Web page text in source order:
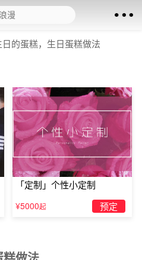
的蛋糕，生日蛋糕做法
「定制」个性小定制
¥5000起 预定